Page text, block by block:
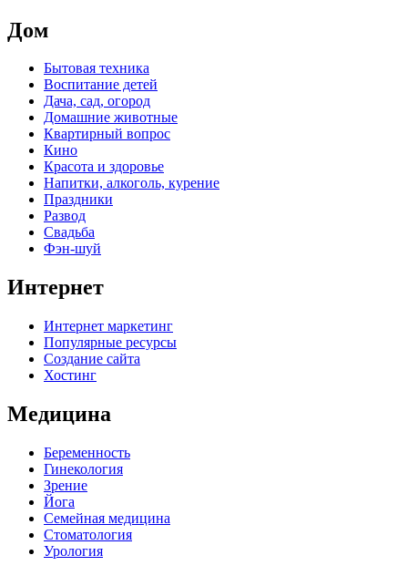
Дом
Бытовая техника
Воспитание детей
Дача, сад, огород
Домашние животные
Квартирный вопрос
Кино
Красота и здоровье
Напитки, алкоголь, курение
Праздники
Развод
Свадьба
Фэн-шуй
Интернет
Интернет маркетинг
Популярные ресурсы
Создание сайта
Хостинг
Медицина
Беременность
Гинекология
Зрение
Йога
Семейная медицина
Стоматология
Урология